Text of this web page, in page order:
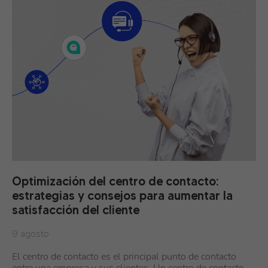
Optimización del centro de contacto:
estrategias y consejos para aumentar la
satisfacción del cliente
9 agosto
El centro de contacto es el principal punto de contacto